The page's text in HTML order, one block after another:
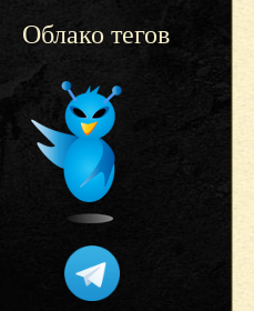
Облако тегов